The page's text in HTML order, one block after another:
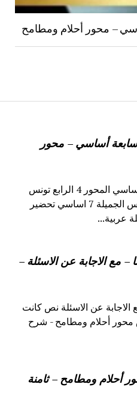
أساسي – محور
شرح قصيدة تونس الجميلة 7 اساسي المحور 4 الرابع تونس
الجميلة شرح نصوص محور تونس الجميلة 7 اساسي تحضير
عربية...
مع الاجابة عن الاسئلة –
عن الاسئلة نص كانت
المحور 5 الخامس محور أحلام ومطامح - شرح
أحلام ومطامح – ثامنة
– محور أحلام ومطامح